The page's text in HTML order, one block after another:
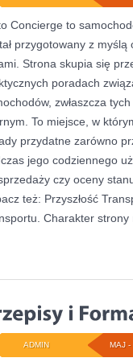
Concierge to
przygotowany z
Strona skupia się
poradach
zwłaszcza
To miejsce, w
przydatne zarówno
jego codziennego
czy oceny
też: Przyszłość
Charakter strony
MAJ -
ADMIN